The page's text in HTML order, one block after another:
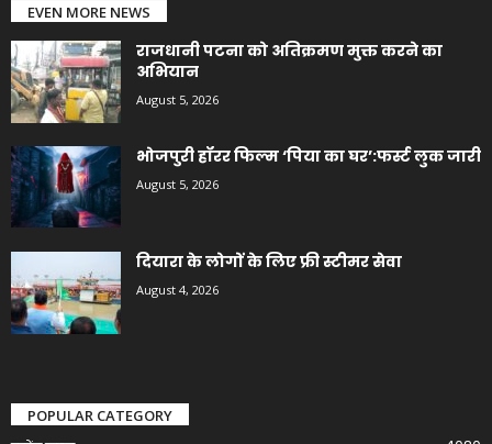
EVEN MORE NEWS
राजधानी पटना को अतिक्रमण मुक्त करने का
अभियान
August 5, 2026
भोजपुरी हॉरर फिल्म ‘पिया का घर’:फर्स्ट लुक जारी
August 5, 2026
दियारा के लोगों के लिए फ्री स्टीमर सेवा
August 4, 2026
POPULAR CATEGORY